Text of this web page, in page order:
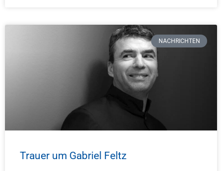
NACHRICHTEN
Trauer um Gabriel Feltz